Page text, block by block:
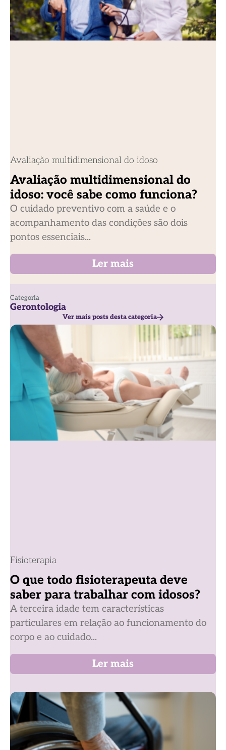
Avaliação multidimensional do idoso
Avaliação multidimensional do
idoso: você sabe como funciona?
O cuidado preventivo com a saúde e o
acompanhamento das condições são dois
pontos essenciais...
Ler mais
Categoria
Gerontologia
Ver mais posts desta categoria
Fisioterapia
O que todo fisioterapeuta deve
saber para trabalhar com idosos?
A terceira idade tem características
particulares em relação ao funcionamento do
corpo e ao cuidado...
Ler mais